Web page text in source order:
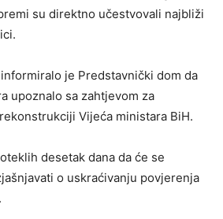
su direktno učestvovali najbliži
je Predstavnički dom da
upoznalo sa zahtjevom za
Vijeća ministara BiH.
desetak dana da će se
o uskraćivanju povjerenja